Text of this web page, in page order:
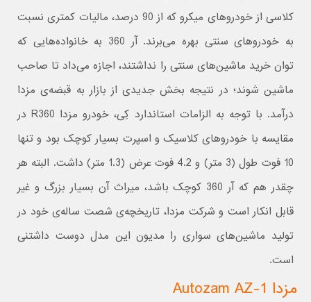
کلاسی از خودروهای میکرو که از 90 درصد، مالیات کمتری نسبت
به خودروهای سنتی بهره می‌برند. آر 360 به خانواده‌هایی که
توان خرید ماشین‌های سنتی را نداشتند، اجازه می‌داد تا صاحب
ماشین شوند؛ در نتیجه بخش جدیدی از بازار به قبضه‌ی مزدا
درآمد. با توجه به الزامات استاندارد کِی، خودرو مزدا R360 در
مقایسه با خودروهای کلاسیک و اسپرت بسیار کوچک بود و تنها
10 فوت طول (3 متر) و 4.2 فوت عرض (1.3 متر) داشت. البته هر
چقدر هم که آر 360 کوچک باشد، میراث آن بسیار بزرگ و غیر
قابل انکار است و شرکت مزدا، تاریخچه‌ی شصت ساله‌ی خود در
تولید ماشین‌های سواری را مدیون این مدل دوست داشتنی
است.
مزدا Autozam AZ-1